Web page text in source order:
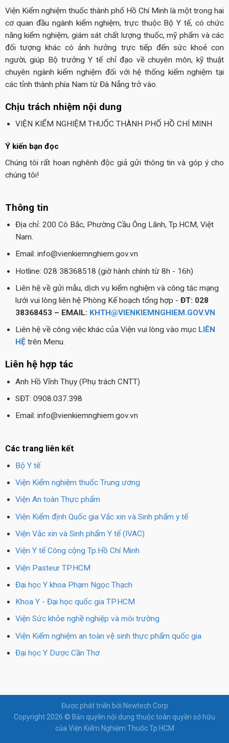
Viện Kiểm nghiệm thuốc thành phố Hồ Chí Minh là một trong hai
cơ quan đầu ngành kiểm nghiệm, trực thuộc Bộ Y tế, có chức
năng kiểm nghiệm, giám sát chất lượng thuốc, mỹ phẩm và các
đối tượng khác có ảnh hưởng trực tiếp đến sức khoẻ con
người, giúp Bộ trưởng Y tế chỉ đạo về chuyên môn, kỹ thuật
chuyên ngành kiểm nghiệm đối với hệ thống kiểm nghiệm tại
các tỉnh thành phía Nam từ Đà Nẵng trở vào.
Chịu trách nhiệm nội dung
VIỆN KIỂM NGHIỆM THUỐC THÀNH PHỐ HỒ CHÍ MINH
Ý kiến bạn đọc
Chúng tôi rất hoan nghênh độc giả gửi thông tin và góp ý cho
chúng tôi!
Thông tin
Địa chỉ: 200 Cô Bắc, Phường Cầu Ông Lãnh, Tp.HCM, Việt
Nam.
Email: info@vienkiemnghiem.gov.vn
Hotline: 028 38368518 (giờ hành chính từ 8h - 16h)
Liên hệ về gửi mẫu, dịch vụ kiểm nghiệm và công tác mạng
lưới vui lòng liên hệ Phòng Kế hoạch tổng hợp - ĐT: 028
38368453 – EMAIL: KHTH@VIENKIEMNGHIEM.GOV.VN
Liên hệ về công việc khác của Viện vui lòng vào mục LIÊN
HỆtrên Menu.
Liên hệ hợp tác
Anh Hồ Vĩnh Thụy (Phụ trách CNTT)
SĐT: 0908.037.398
Email: info@vienkiemnghiem.gov.vn
Các trang liên kết
Bộ Y tế
Viện Kiểm nghiệm thuốc Trung ương
Viện An toàn Thực phẩm
Viện Kiểm định Quốc gia Vắc xin và Sinh phẩm y tế
Viện Vắc xin và Sinh phẩm Y tế (IVAC)
Viện Y tế Công cộng Tp.Hồ Chí Minh
Viện Pasteur TP.HCM
Đại học Y khoa Phạm Ngọc Thạch
Khoa Y - Đại học quốc gia TP.HCM
Viện Sức khỏe nghề nghiệp và môi trường
Viện Kiểm nghiệm an toàn vệ sinh thực phẩm quốc gia
Đại học Y Dược Cần Thơ
Được phát triển bởi Newtech Corp
Copyright 2026 © Bản quyền nội dung thuộc toàn quyền sở hữu
của Viện Kiểm Nghiệm Thuốc Tp.HCM